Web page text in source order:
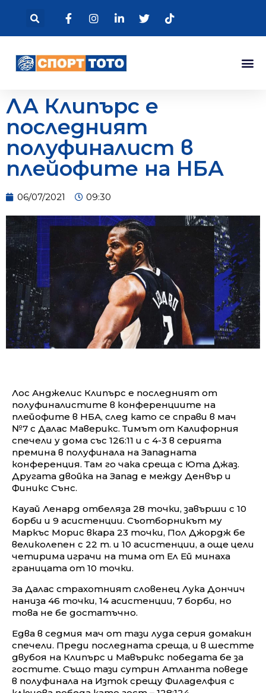
ЛА Клипърс е
последният
полуфиналист в
плейофите на НБА
06/07/2021 09:30
Лос Анджелис Клипърс е последният от
полуфиналистите в конференциите на
плейофите в НБА, след като се справи в мач
№7 с Далас Маверикс. Тимът от Калифорния
спечели у дома със 126:11 и с 4-3 в серията
премина в полуфинала на Западната
конференция. Там го чака среща с Юта Джаз.
Другата двойка на Запад е между Денвър и
Финикс Сънс.
Кауай Ленард отбеляза 28 точки, завърши с 10
борби и 9 асистенции. Съотборникът му
Маркъс Морис вкара 23 точки, Пол Джордж бе
великолепен с 22 т. и 10 асистенции, а още цели
четирима играчи на тима от Ел Ей минаха
границата от 10 точки.
За Далас страхотният словенец Лука Дончич
наниза 46 точки, 14 асистенции, 7 борби, но
това не бе достатъчно.
Едва в седмия мач от тази луда серия домакин
спечели. Преди последната среща, и в шестте
двубоя на Клипърс и Мавърикс победата бе за
гостите. Също тази сутрин Атланта поведе
в полуфинала на Изток срещу Филаделфия с